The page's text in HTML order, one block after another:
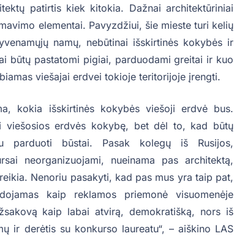
patirtis kiek kitokia. Dažnai architektūriniai
elementai. Pavyzdžiui, šie mieste turi kelių
namų, nebūtinai išskirtinės kokybės ir
būtų pastatomi pigiai, parduodami greitai ir kuo
viešajai erdvei tokioje teritorijoje įrengti.
kokia išskirtinės kokybės viešoji erdvė bus.
erdvės kokybę, bet dėl to, kad būtų
parduoti būstai. Pasak kolegų iš Rusijos,
neorganizuojami, nueinama pas architektą,
Nenoriu pasakyti, kad pas mus yra taip pat,
kaip reklamos priemonė visuomenėje
kaip labai atvirą, demokratišką, nors iš
ir derėtis su konkurso laureatu“, – aiškino LAS